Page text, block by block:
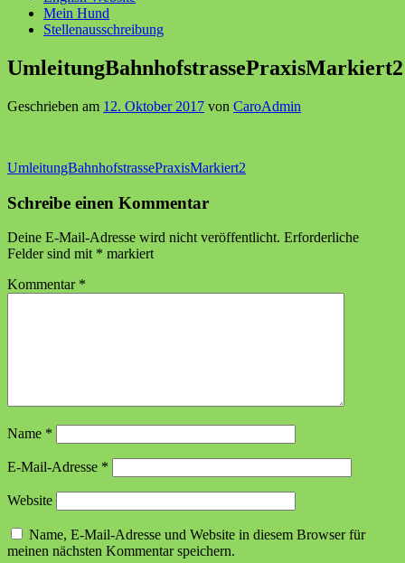
Mein Hund
Stellenausschreibung
UmleitungBahnhofstrassePraxisMarkiert2
Geschrieben am 12. Oktober 2017 von CaroAdmin
Beitragsnavigation
UmleitungBahnhofstrassePraxisMarkiert2
Schreibe einen Kommentar
Deine E-Mail-Adresse wird nicht veröffentlicht. Erforderliche
Felder sind mit * markiert
Kommentar *
Name *
E-Mail-Adresse *
Website
Name, E-Mail-Adresse und Website in diesem Browser für
meinen nächsten Kommentar speichern.